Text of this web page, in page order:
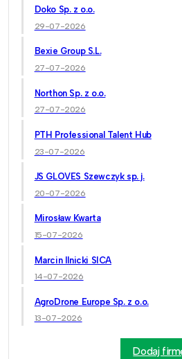
Doko Sp. z o.o.
29-07-2026
Bexie Group S.L.
27-07-2026
Northon Sp. z o.o.
27-07-2026
PTH Professional Talent Hub
23-07-2026
JS GLOVES Szewczyk sp. j.
20-07-2026
Mirosław Kwarta
15-07-2026
Marcin Ilnicki SICA
14-07-2026
AgroDrone Europe Sp. z o.o.
13-07-2026
Dodaj